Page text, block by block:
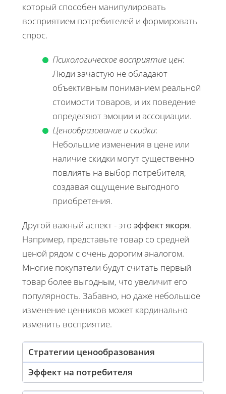
который способен манипулировать
восприятием потребителей и формировать
спрос.
Психологическое восприятие цен:
Люди зачастую не обладают
объективным пониманием реальной
стоимости товаров, и их поведение
определяют эмоции и ассоциации.
Ценообразование и скидки:
Небольшие изменения в цене или
наличие скидки могут существенно
повлиять на выбор потребителя,
создавая ощущение выгодного
приобретения.
Другой важный аспект - это эффект якоря.
Например, представьте товар со средней
ценой рядом с очень дорогим аналогом.
Многие покупатели будут считать первый
товар более выгодным, что увеличит его
популярность. Забавно, но даже небольшое
изменение ценников может кардинально
изменить восприятие.
Стратегии ценообразования
Эффект на потребителя